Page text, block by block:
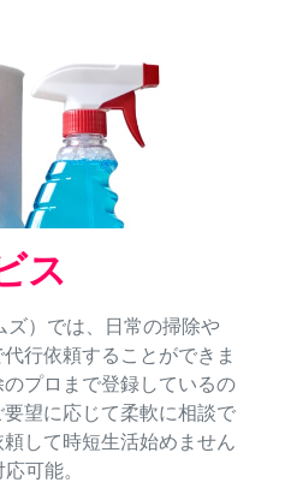
ス
）では、日常の掃除や
行依頼することができま
プロまで登録しているの
望に応じて柔軟に相談で
して時短生活始めません
可能。